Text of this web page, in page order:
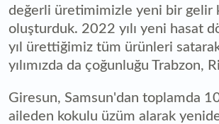
değerli üretimimizle yeni bir gelir
oluşturduk. 2022 yılı yeni hasat
yıl ürettiğimiz tüm ürünleri
yılımızda da çoğunluğu Trabzon,
Giresun, Samsun'dan toplamda
aileden kokulu üzüm alarak